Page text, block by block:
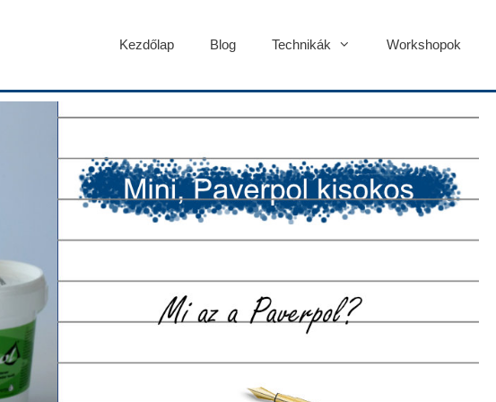
Kezdőlap Blog Technikák Workshopok